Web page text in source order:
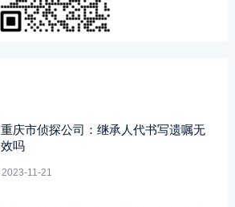
重庆市侦探公司：继承人代书写遗嘱无
效吗
2023-11-21